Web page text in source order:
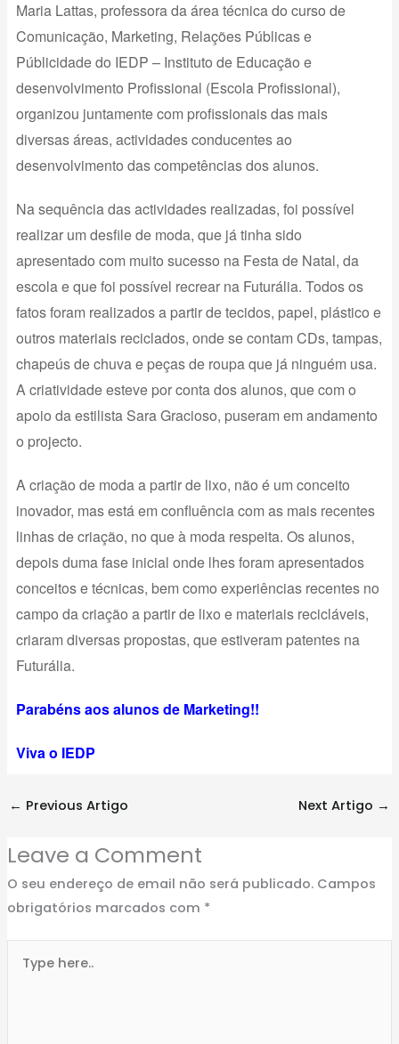
Maria Lattas, professora da área técnica do curso de
Comunicação, Marketing, Relações Públicas e
Públicidade do IEDP – Instituto de Educação e
desenvolvimento Profissional (Escola Profissional),
organizou juntamente com profissionais das mais
diversas áreas, actividades conducentes ao
desenvolvimento das competências dos alunos.
Na sequência das actividades realizadas, foi possível
realizar um desfile de moda, que já tinha sido
apresentado com muito sucesso na Festa de Natal, da
escola e que foi possível recrear na Futurália. Todos os
fatos foram realizados a partir de tecidos, papel, plástico e
outros materiais reciclados, onde se contam CDs, tampas,
chapeús de chuva e peças de roupa que já ninguém usa.
A criatividade esteve por conta dos alunos, que com o
apoio da estilista Sara Gracioso, puseram em andamento
o projecto.
A criação de moda a partir de lixo, não é um conceito
inovador, mas está em confluência com as mais recentes
linhas de criação, no que à moda respeita. Os alunos,
depois duma fase inicial onde lhes foram apresentados
conceitos e técnicas, bem como experiências recentes no
campo da criação a partir de lixo e materiais recicláveis,
criaram diversas propostas, que estiveram patentes na
Futurália.
Parabéns aos alunos de Marketing!!
Viva o IEDP
← Previous Artigo Next Artigo →
Leave a Comment
O seu endereço de email não será publicado. Campos
obrigatórios marcados com *
here..